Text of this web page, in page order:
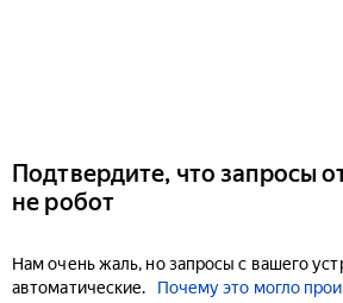
Подтвердите, что запросы
не робот
Нам очень жаль, но запросы с вашего
автоматические.
Почему это могло